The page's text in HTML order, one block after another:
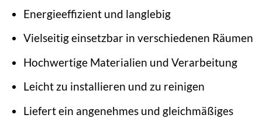
Energieeffizient und langlebig
Vielseitig einsetzbar in verschiedenen Räumen
Hochwertige Materialien und Verarbeitung
Leicht zu installieren und zu reinigen
Liefert ein angenehmes und gleichmäßiges